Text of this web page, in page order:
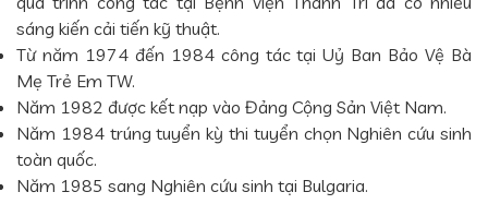
sáng kiến cải tiến kỹ thuật.
Từ năm 1974 đến 1984 công tác tại Uỷ Ban Bảo Vệ Bà
Mẹ Trẻ Em TW.
Năm 1982 được kết nạp vào Đảng Cộng Sản Việt Nam.
Năm 1984 trúng tuyển kỳ thi tuyển chọn Nghiên cứu sinh
toàn quốc.
Năm 1985 sang Nghiên cứu sinh tại Bulgaria.